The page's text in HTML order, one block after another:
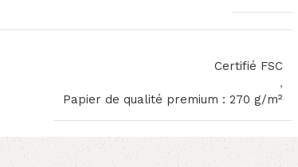
Certifié FSC
,
Papier de qualité premium : 270 g/m²